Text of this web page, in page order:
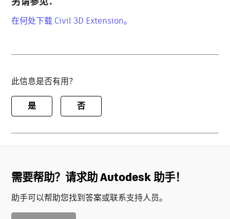
在何处下载 Civil 3D Extension。
此信息是否有用？
是 否
需要帮助？请求助 Autodesk 助手！
助手可以帮助您找到答案或联系支持人员。